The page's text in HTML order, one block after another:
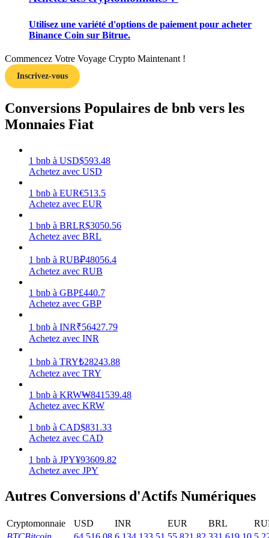
Gagner
Cochon de puissance
Gagnez quotidiennement des récompenses compétitives
Jalonnement
Launchpool
Staking flexible pour gagner des jetons populaires
Utilisez une variété d'options de paiement pour acheter
Binance Coin sur Bitrue.
Commencez Votre Voyage Crypto Maintenant !
Inscrivez-vous
Conversions Populaires de bnb vers les
Monnaies Fiat
1 bnb à USD$593.48
Achetez avec USD
1 bnb à EUR€513.5
Achetez avec EUR
1 bnb à BRLR$3050.56
Achetez avec BRL
1 bnb à RUB₽48056.4
Achetez avec RUB
1 bnb à GBP£440.7
Achetez avec GBP
1 bnb à INR₹56427.79
Achetez avec INR
1 bnb à TRY₺28243.88
Achetez avec TRY
1 bnb à KRW₩841539.48
Achetez avec KRW
1 bnb à CAD$831.33
Achetez avec CAD
1 bnb à JPY¥93609.82
Achetez avec JPY
Autres Conversions d'Actifs Numériques
Cryptomonnaie USD INR EUR BRL